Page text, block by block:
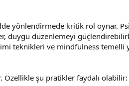
yönlendirmede kritik rol oynar.
duygu düzenlemeyi
teknikleri ve mindfulness temelli
şu pratikler faydalı olabilir: